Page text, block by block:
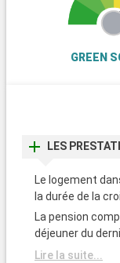
GREEN
LES
Le logement
la durée de la
La pension
déjeuner du
Lire la suite...